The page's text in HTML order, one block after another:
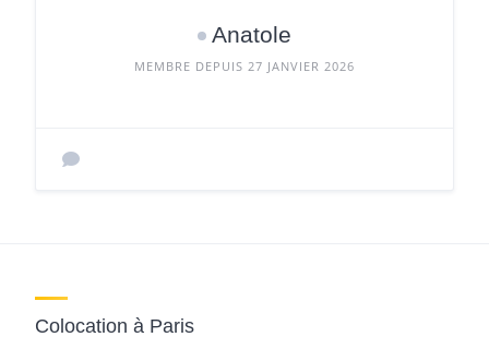
Anatole
MEMBRE DEPUIS 27 JANVIER 2026
Colocation à Paris